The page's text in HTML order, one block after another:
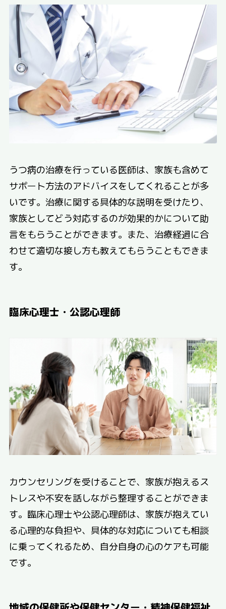
うつ病の治療を行っている医師は、家族も含めて
サポート方法のアドバイスをしてくれることが多
いです。治療に関する具体的な説明を受けたり、
家族としてどう対応するのが効果的かについて助
言をもらうことができます。また、治療経過に合
わせて適切な接し方も教えてもらうこともできま
す。
臨床心理士・公認心理師
カウンセリングを受けることで、家族が抱えるス
トレスや不安を話しながら整理することができま
す。臨床心理士や公認心理師は、家族が抱えてい
る心理的な負担や、具体的な対応についても相談
に乗ってくれるため、自分自身の心のケアも可能
です。